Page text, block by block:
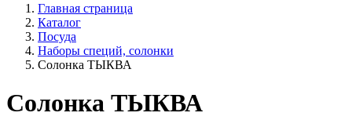
Главная страница
Каталог
Посуда
Наборы специй, солонки
Солонка ТЫКВА
Солонка ТЫКВА